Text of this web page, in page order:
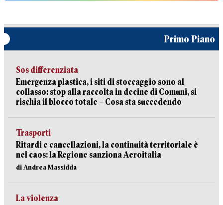
Primo Piano
Sos differenziata
Emergenza plastica, i siti di stoccaggio sono al
collasso: stop alla raccolta in decine di Comuni, si
rischia il blocco totale – Cosa sta succedendo
Trasporti
Ritardi e cancellazioni, la continuità territoriale è
nel caos: la Regione sanziona Aeroitalia
di Andrea Massidda
La violenza